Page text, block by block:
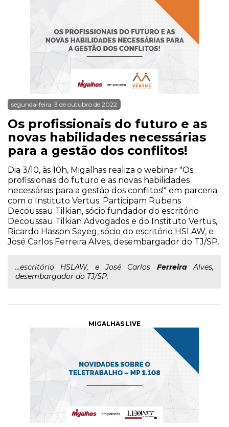
segunda-feira, 3 de outubro de 2022
Os profissionais do futuro e as
novas habilidades necessárias
para a gestão dos conflitos!
Dia 3/10, às 10h, Migalhas realiza o webinar "Os
profissionais do futuro e as novas habilidades
necessárias para a gestão dos conflitos!" em parceria
com o Instituto Vertus. Participam Rubens
Decoussau Tilkian, sócio fundador do escritório
Decoussau Tilkian Advogados e do Instituto Vertus,
Ricardo Hasson Sayeg, sócio do escritório HSLAW, e
José Carlos Ferreira Alves, desembargador do TJ/SP.
...escritório HSLAW, e José Carlos FerreiraAlves,
desembargador do TJ/SP.
MIGALHAS LIVE